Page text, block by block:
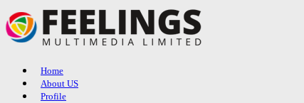
Home
About US
Profile